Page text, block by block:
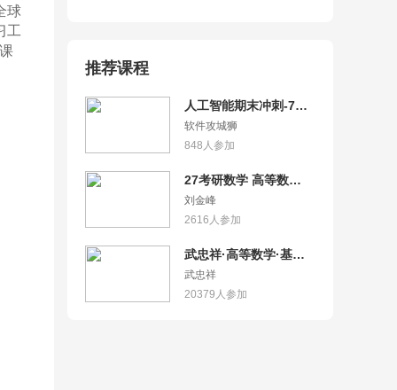
球
工
推荐课程
人工智能期末冲刺-7小
时突击人工智能
软件攻城狮
848 人参加
27考研数学 高等数学
基础篇严选题 逐题精讲
刘金峰
2616 人参加
武忠祥·高等数学·基础
课【AI答疑/27考研适
用】
武忠祥
20379 人参加